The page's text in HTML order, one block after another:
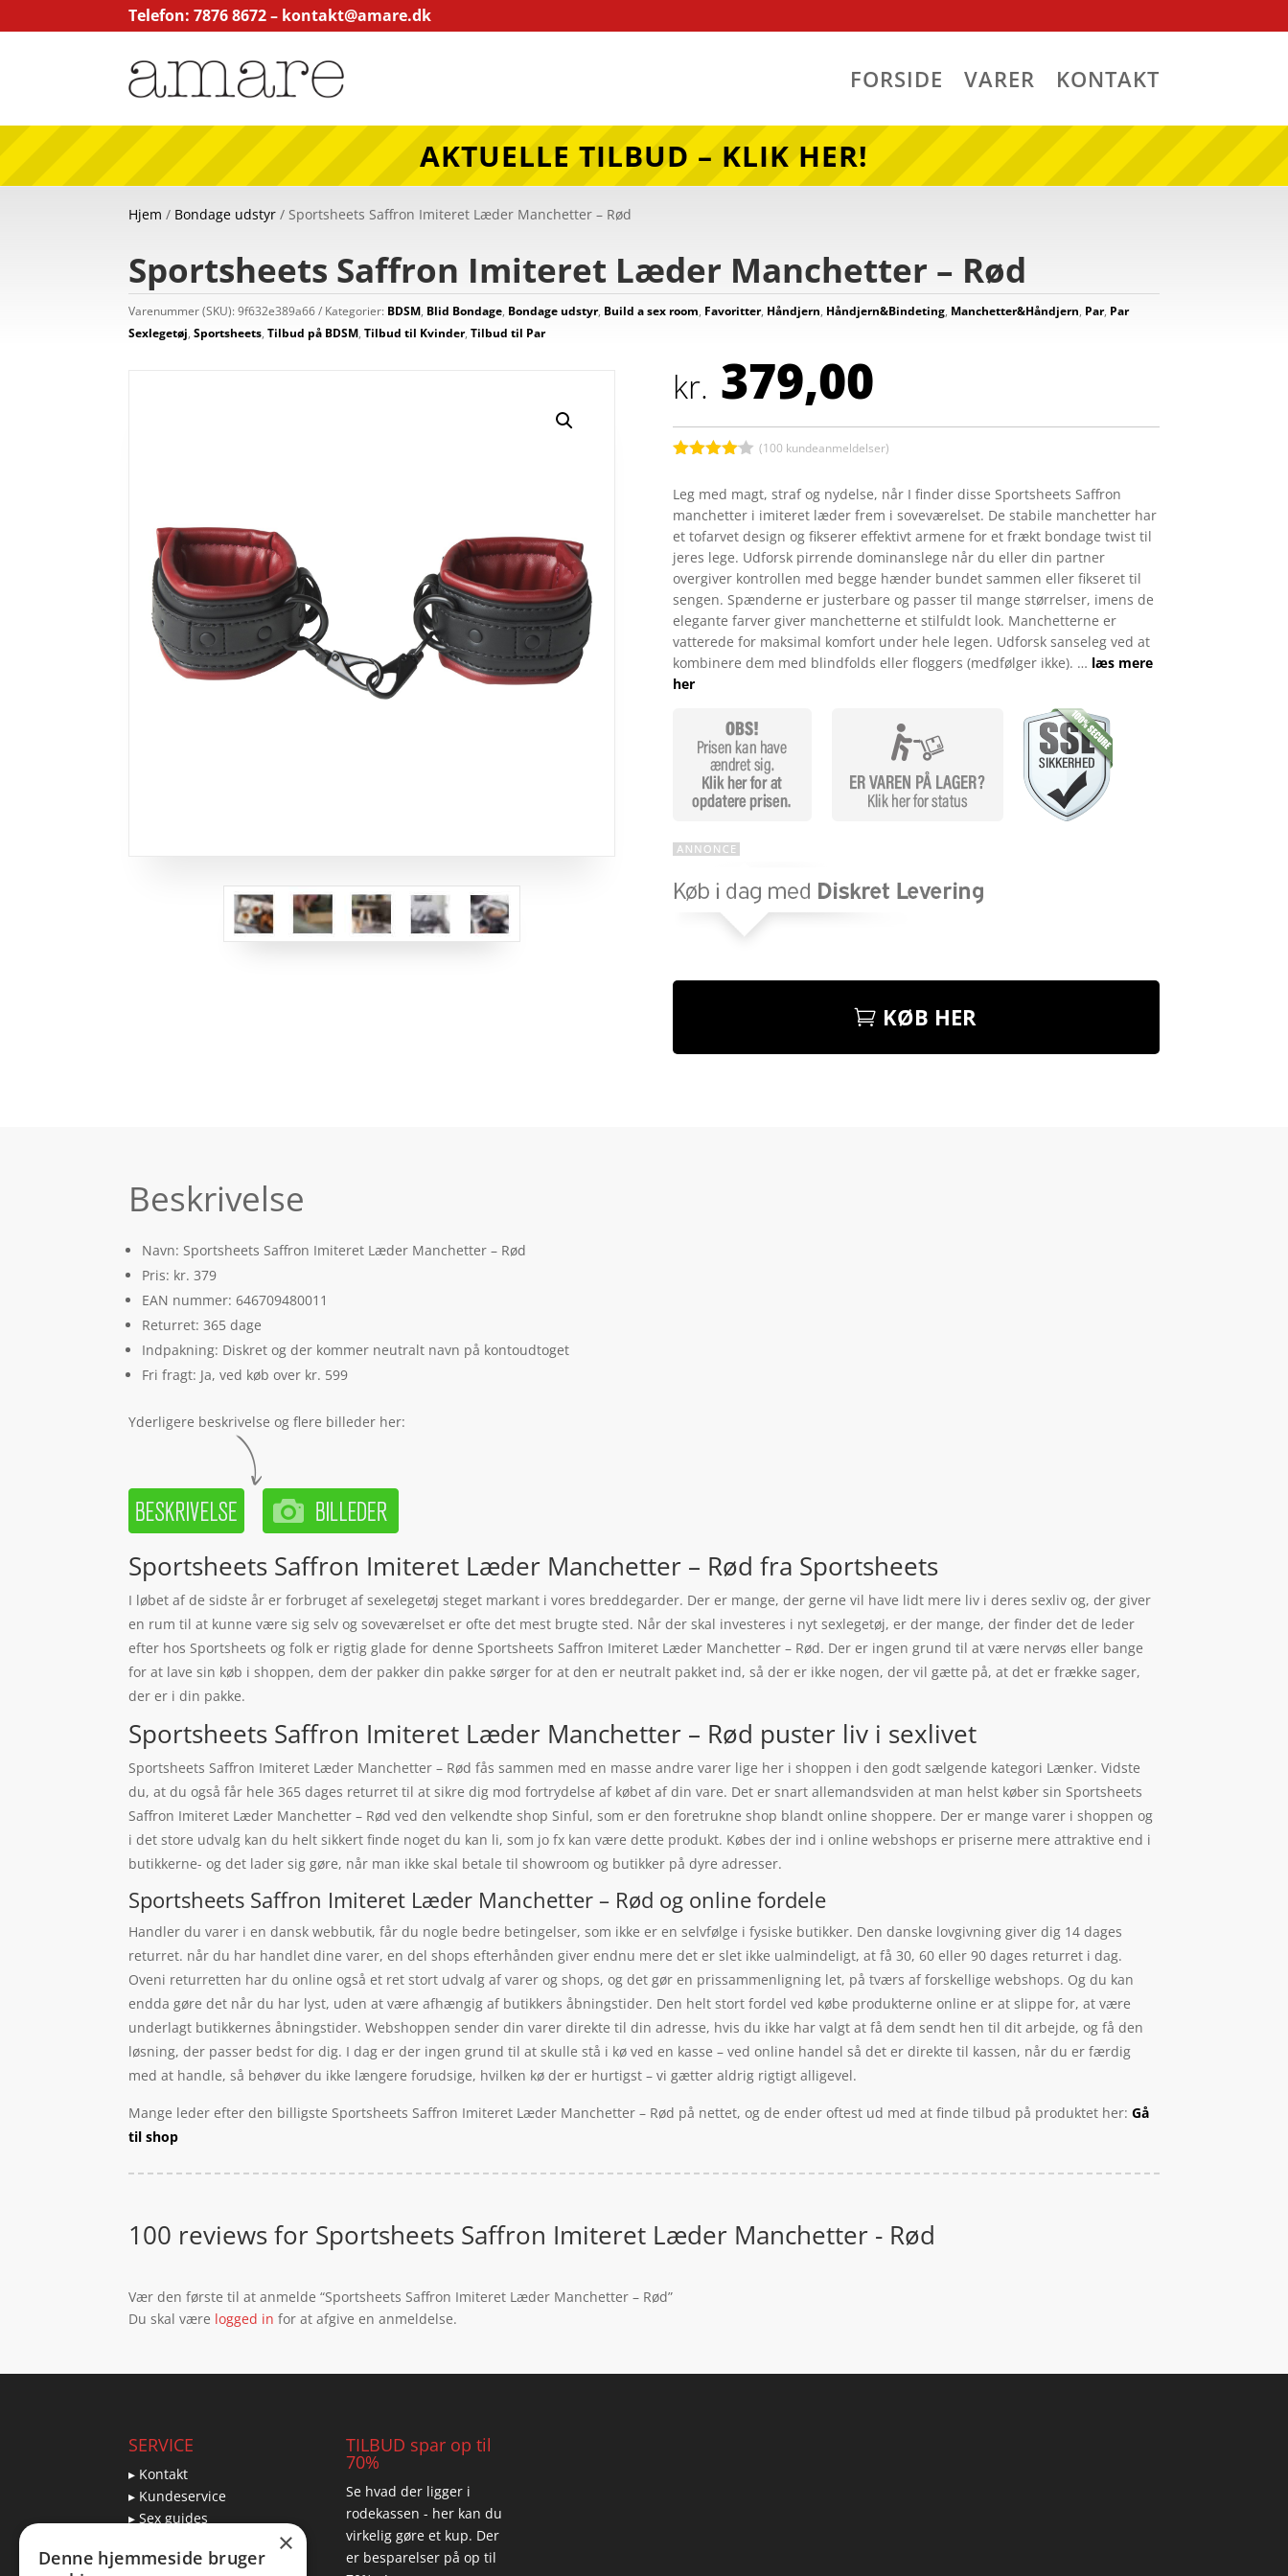
Telefon: 7876 8672 – kontakt@amare.dk
FORSIDE VARER KONTAKT
AKTUELLE TILBUD – KLIK HER!
Hjem / Bondage udstyr / Sportsheets Saffron Imiteret Læder Manchetter – Rød
Sportsheets Saffron Imiteret Læder Manchetter – Rød
Varenummer (SKU):9f632e389a66 Kategorier: BDSM, Blid Bondage, Bondage udstyr, Build a sex room, Favoritter, Håndjern, Håndjern&Bindeting, Manchetter&Håndjern, Par, Par
Sexlegetøj,Sportsheets,Tilbud på BDSM,Tilbud til Kvinder,Tilbud til Par
kr. 379,00
ud af 5
baseret
på
kundebed
ømmelse
r
(100 kundeanmeldelser)
Leg med magt, straf og nydelse, når I finder disse Sportsheets Saffron
manchetter i imiteret læder frem i soveværelset. De stabile manchetter har
et tofarvet design og fikserer effektivt armene for et frækt bondage twist til
jeres lege. Udforsk pirrende dominanslege når du eller din partner
overgiver kontrollen med begge hænder bundet sammen eller fikseret til
sengen. Spænderne er justerbare og passer til mange størrelser, imens de
elegante farver giver manchetterne et stilfuldt look. Manchetterne er
vatterede for maksimal komfort under hele legen. Udforsk sanseleg ved at
kombinere dem med blindfolds eller floggers (medfølger ikke). … læs mere
her
KØB HER
Beskrivelse
Navn: Sportsheets Saffron Imiteret Læder Manchetter – Rød
Pris: kr. 379
EAN nummer: 646709480011
Returret: 365 dage
Indpakning: Diskret og der kommer neutralt navn på kontoudtoget
Fri fragt: Ja, ved køb over kr. 599
Yderligere beskrivelse og flere billeder her:
Sportsheets Saffron Imiteret Læder Manchetter – Rød fra Sportsheets
I løbet af de sidste år er forbruget af sexelegetøj steget markant i vores breddegarder. Der er mange, der gerne vil have lidt mere liv i deres sexliv og, der giver
en rum til at kunne være sig selv og soveværelset er ofte det mest brugte sted. Når der skal investeres i nyt sexlegetøj, er der mange, der finder det de leder
efter hos Sportsheets og folk er rigtig glade for denne Sportsheets Saffron Imiteret Læder Manchetter – Rød. Der er ingen grund til at være nervøs eller bange
for at lave sin køb i shoppen, dem der pakker din pakke sørger for at den er neutralt pakket ind, så der er ikke nogen, der vil gætte på, at det er frække sager,
der er i din pakke.
Sportsheets Saffron Imiteret Læder Manchetter – Rød puster liv i sexlivet
Sportsheets Saffron Imiteret Læder Manchetter – Rød fås sammen med en masse andre varer lige her i shoppen i den godt sælgende kategori Lænker. Vidste
du, at du også får hele 365 dages returret til at sikre dig mod fortrydelse af købet af din vare. Det er snart allemandsviden at man helst køber sin Sportsheets
Saffron Imiteret Læder Manchetter – Rød ved den velkendte shop Sinful, som er den foretrukne shop blandt online shoppere. Der er mange varer i shoppen og
i det store udvalg kan du helt sikkert finde noget du kan li, som jo fx kan være dette produkt. Købes der ind i online webshops er priserne mere attraktive end i
butikkerne- og det lader sig gøre, når man ikke skal betale til showroom og butikker på dyre adresser.
Sportsheets Saffron Imiteret Læder Manchetter – Rød og online fordele
Handler du varer i en dansk webbutik, får du nogle bedre betingelser, som ikke er en selvfølge i fysiske butikker. Den danske lovgivning giver dig 14 dages
returret. når du har handlet dine varer, en del shops efterhånden giver endnu mere det er slet ikke ualmindeligt, at få 30, 60 eller 90 dages returret i dag.
Oveni returretten har du online også et ret stort udvalg af varer og shops, og det gør en prissammenligning let, på tværs af forskellige webshops. Og du kan
endda gøre det når du har lyst, uden at være afhængig af butikkers åbningstider. Den helt stort fordel ved købe produkterne online er at slippe for, at være
underlagt butikkernes åbningstider. Webshoppen sender din varer direkte til din adresse, hvis du ikke har valgt at få dem sendt hen til dit arbejde, og få den
løsning, der passer bedst for dig. I dag er der ingen grund til at skulle stå i kø ved en kasse – ved online handel så det er direkte til kassen, når du er færdig
med at handle, så behøver du ikke længere forudsige, hvilken kø der er hurtigst – vi gætter aldrig rigtigt alligevel.
Mange leder efter den billigste Sportsheets Saffron Imiteret Læder Manchetter – Rød på nettet, og de ender oftest ud med at finde tilbud på produktet her:Gå
til shop
100 reviews for Sportsheets Saffron Imiteret Læder Manchetter - Rød
Vær den første til at anmelde “Sportsheets Saffron Imiteret Læder Manchetter – Rød”
Du skal være logged in for at afgive en anmeldelse.
SERVICE
▸ Kontakt
▸ Kundeservice
▸ Sex guides
▸ Returnering
TILBUD spar op til
70%
Se hvad der ligger i
rodekassen - her kan du
virkelig gøre et kup. Der
er besparelser på op til
×
Denne hjemmeside bruger